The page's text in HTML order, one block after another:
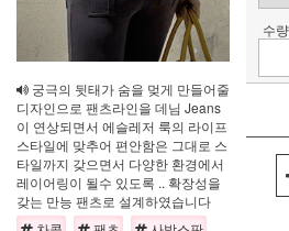
궁극의 뒷태가 숨을 멎게 만들어줄
디자인으로 팬츠라인을 데님 Jeans
이 연상되면서 에슬레저 룩의 라이프
스타일에 맞추어 편안함은 그대로 스
타일까지 갖으면서 다양한 환경에서
레이어링이 될수 있도록 .. 확장성을
갖는 만능 팬츠로 설계하였습니다
수량